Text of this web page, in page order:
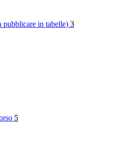
pubblicare in tabelle) 3
5